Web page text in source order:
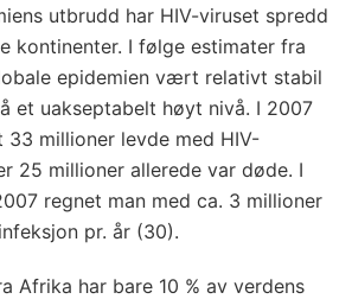
utbrudd har HIV-viruset spredd
kontinenter. I følge estimater fra
epidemien vært relativt stabil
et uakseptabelt høyt nivå. I 2007
33 millioner levde med HIV-
25 millioner allerede var døde. I
regnet man med ca. 3 millioner
pr. år (30).
Afrika har bare 10 % av verdens